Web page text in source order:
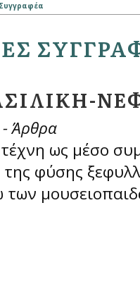
Άρθρα
τέχνη ως μέσο
φύσης